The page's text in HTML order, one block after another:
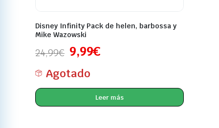
Disney Infinity Pack de helen, barbossa y
Mike Wazowski
24,99€ 9,99€
Agotado
Leer más